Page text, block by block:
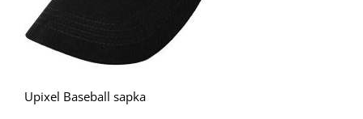
Upixel Baseball sapka